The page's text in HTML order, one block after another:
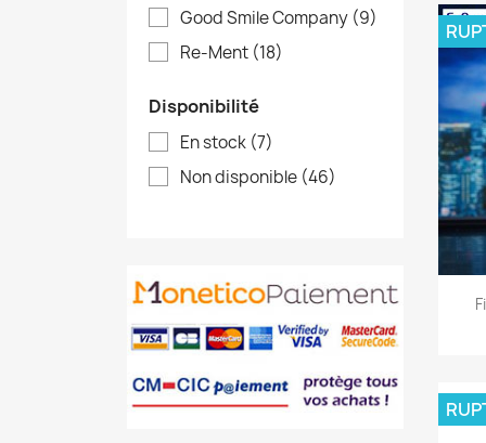
Good Smile Company (9)
Re-Ment (18)
Disponibilité
En stock (7)
Non disponible (46)